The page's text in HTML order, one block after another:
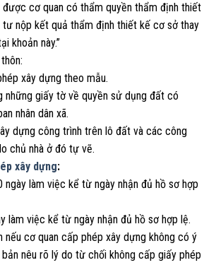
cơ quan có thẩm quyền thẩm định thiết
nộp kết quả thẩm định thiết kế cơ sở thay
khoản này.”
xây dựng theo mẫu.
những giấy tờ về quyền sử dụng đất có
nhân dân xã.
dựng công trình trên lô đất và các công
chủ nhà ở đó tự vẽ.
xây dựng:
làm việc kể từ ngày nhận đủ hồ sơ hợp
làm việc kể từ ngày nhận đủ hồ sơ hợp lệ.
nếu cơ quan cấp phép xây dựng không có ý
nêu rõ lý do từ chối không cấp giấy phép